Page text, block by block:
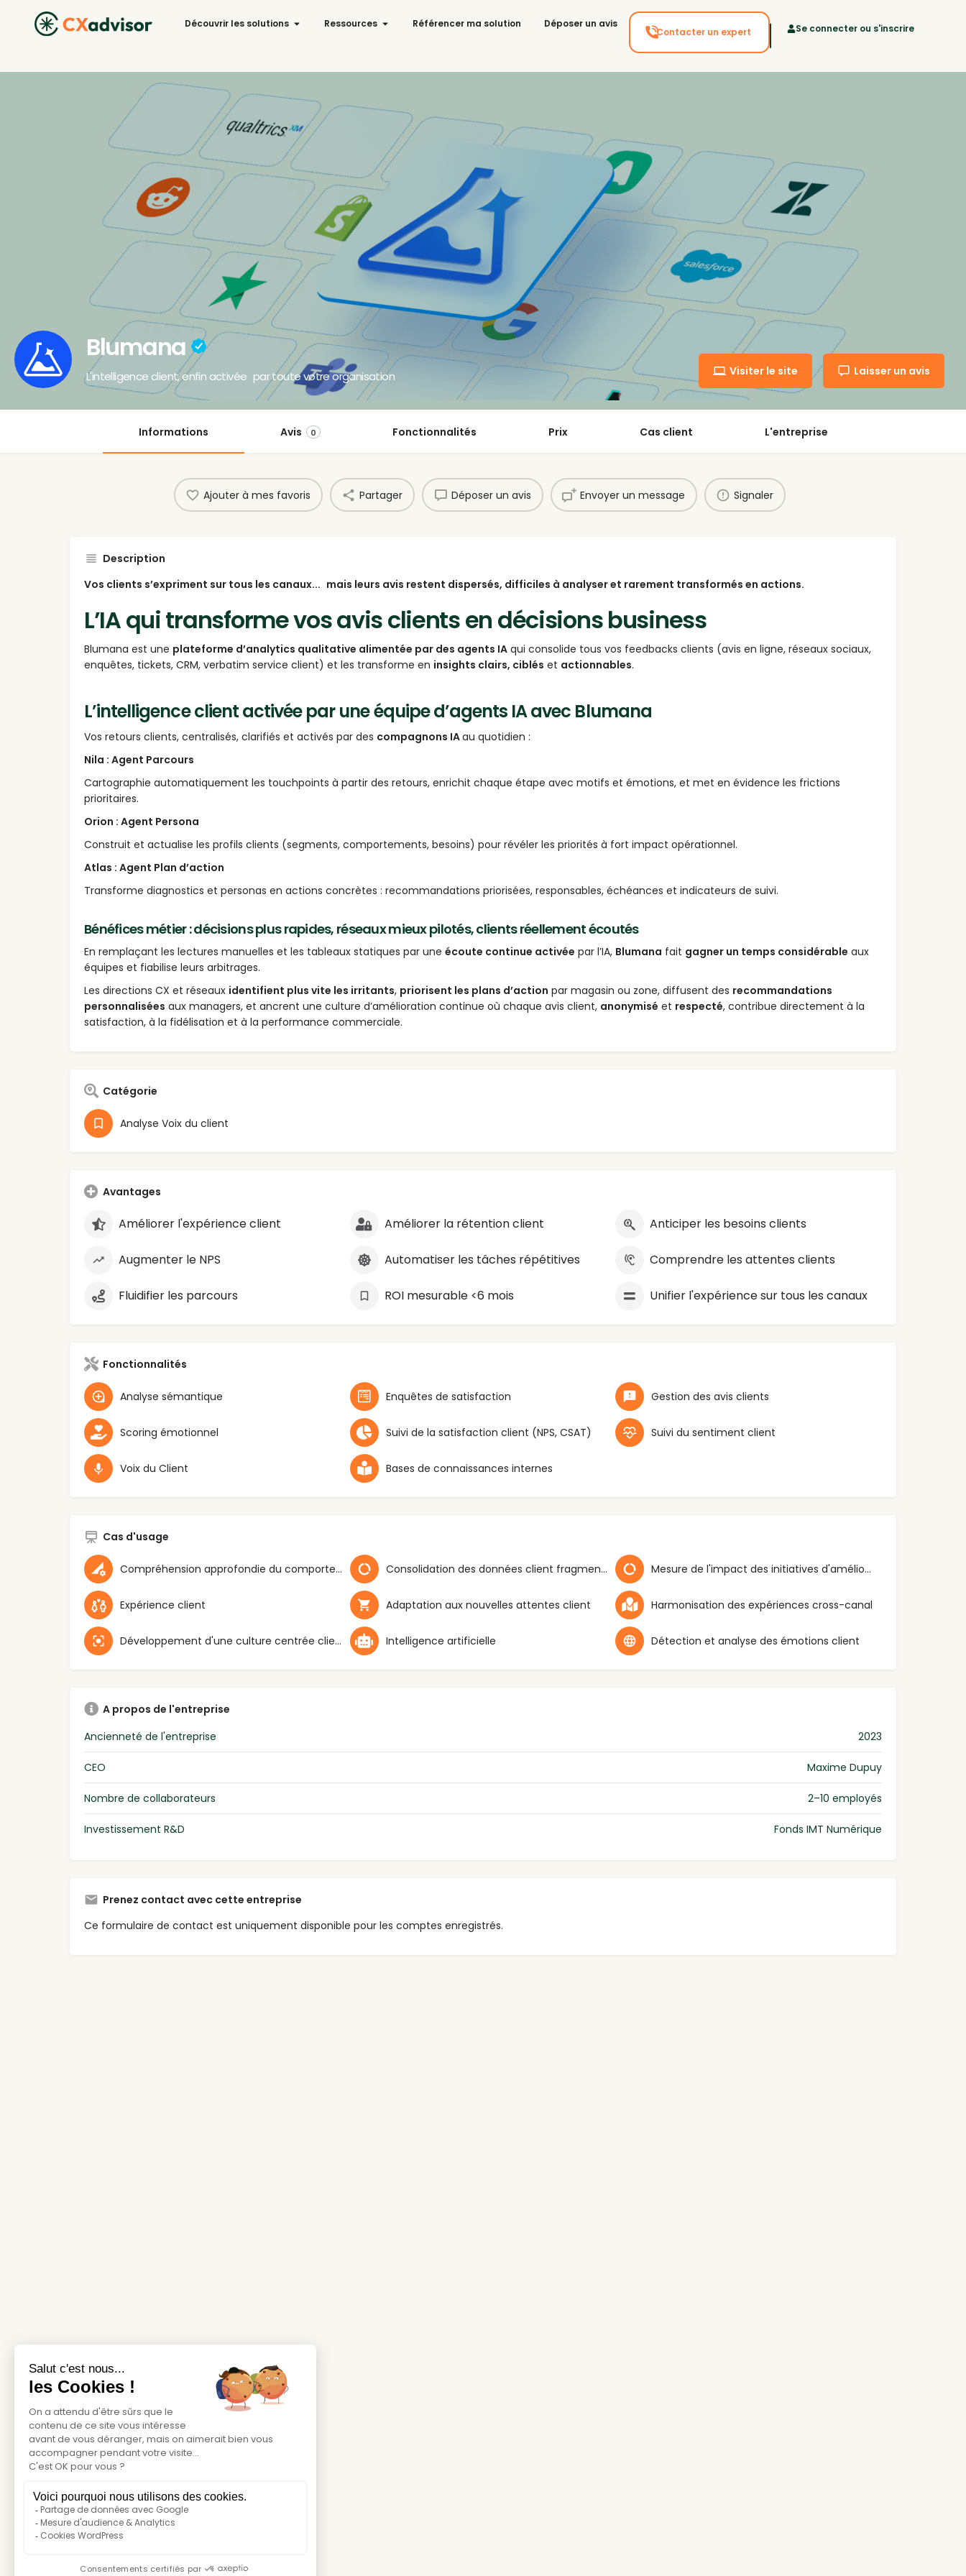
Découvrir les solutions Ressources Référencer ma solution Déposer un avis
Contacter un expert Se connecter ou s'inscrire
Blumana
L'intelligence client, enfin activée par toute votre organisation Visiter le site Laisser un avis
Informations Avis 0 Fonctionnalités Prix Cas client L'entreprise
Ajouter à mes favoris Partager Déposer un avis Envoyer un message Signaler
Description
Vos clients s’expriment sur tous les canaux... mais leurs avis restent dispersés, difficiles à analyser et rarement transformés en actions.
L’IA qui transforme vos avis clients en décisions business
Blumana est une plateforme d’analytics qualitative alimentée par des agents IA qui consolide tous vos feedbacks clients (avis en ligne, réseaux sociaux,
enquêtes, tickets, CRM, verbatim service client) et les transforme en insights clairs, ciblés et actionnables.
L’intelligence client activée par une équipe d’agents IA avec Blumana
Vos retours clients, centralisés, clarifiés et activés par des compagnons IAau quotidien :
Nila : Agent Parcours
Cartographie automatiquement les touchpoints à partir des retours, enrichit chaque étape avec motifs et émotions, et met en évidence les frictions
prioritaires.
Orion : Agent Persona
Construit et actualise les profils clients (segments, comportements, besoins) pour révéler les priorités à fort impact opérationnel.
Atlas : Agent Plan d’action
Transforme diagnostics et personas en actions concrètes : recommandations priorisées, responsables, échéances et indicateurs de suivi.
Bénéfices métier : décisions plus rapides, réseaux mieux pilotés, clients réellement écoutés
En remplaçant les lectures manuelles et les tableaux statiques par une écoute continue activée par l’IA, Blumana fait gagner un temps considérable aux
équipes et fiabilise leurs arbitrages.
Les directions CX et réseaux identifient plus vite les irritants, priorisent les plans d’action par magasin ou zone, diffusent des recommandations
personnalisées aux managers, et ancrent une culture d’amélioration continue où chaque avis client, anonymisé et respecté, contribue directement à la
satisfaction, à la fidélisation et à la performance commerciale.
Catégorie
Analyse Voix du client
Avantages
Améliorer l'expérience client Améliorer la rétention client Anticiper les besoins clients
Augmenter le NPS Automatiser les tâches répétitives Comprendre les attentes clients
Fluidifier les parcours ROI mesurable <6 mois Unifier l'expérience sur tous les canaux
Fonctionnalités
Analyse sémantique Enquêtes de satisfaction Gestion des avis clients
Scoring émotionnel Suivi de la satisfaction client (NPS, CSAT) Suivi du sentiment client
Voix du Client Bases de connaissances internes
Cas d'usage
Compréhension approfondie du comportement client Consolidation des données client fragmentées Mesure de l'impact des initiatives d'amélioration
Expérience client Adaptation aux nouvelles attentes client Harmonisation des expériences cross-canal
Développement d'une culture centrée client Intelligence artificielle Détection et analyse des émotions client
A propos de l'entreprise
Ancienneté de l'entreprise
2023
CEO Maxime Dupuy
Nombre de collaborateurs 2–10 employés
Investissement R&D Fonds IMT Numérique
Prenez contact avec cette entreprise
Ce formulaire de contact est uniquement disponible pour les comptes enregistrés.